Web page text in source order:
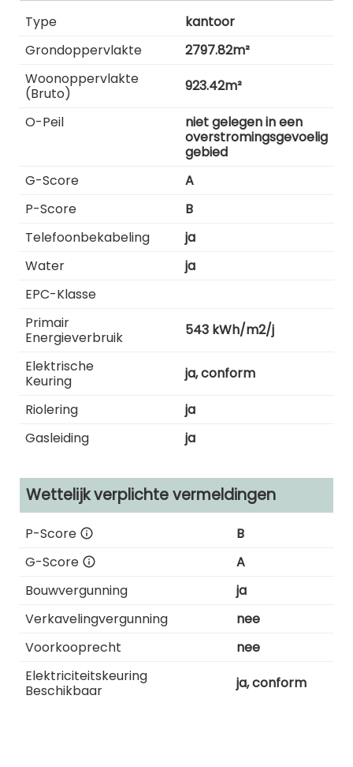
Type
kantoor
Grondoppervlakte
2797.82m²
Woonoppervlakte
(bruto)
923.42m²
O-Peil
niet gelegen in een
overstromingsgevoelig
gebied
G-Score
A
P-Score
B
Telefoonbekabeling
ja
Water
ja
EPC-Klasse
Primair
Energieverbruik
543 kWh/m2/j
Elektrische
Keuring
ja, conform
Riolering
ja
Gasleiding
ja
Wettelijk verplichte vermeldingen
P-Score
B
G-Score
A
Bouwvergunning
ja
Verkavelingvergunning
nee
Voorkooprecht
nee
Elektriciteitskeuring
Beschikbaar
ja, conform